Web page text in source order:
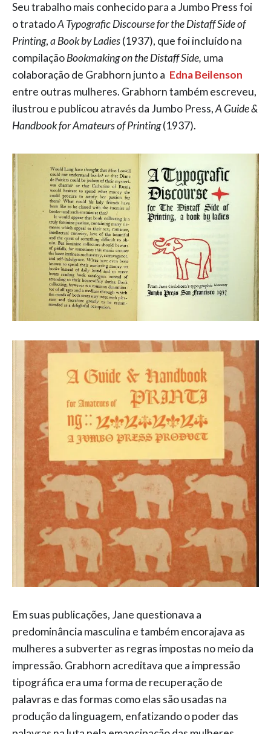
Seu trabalho mais conhecido para a Jumbo Press foi
o tratadoA Typografic Discourse for the Distaff Side of
Printing,a Book by Ladies(1937), que foi incluído na
compilaçãoBookmaking on the Distaff Side, uma
colaboração de Grabhorn junto a Edna Beilenson
entre outras mulheres. Grabhorn também escreveu,
ilustrou e publicou através da Jumbo Press,A Guide &
Handbook for Amateurs of Printing(1937).
Em suas publicações, Jane questionava a
predominância masculina e também encorajava as
mulheres a subverter as regras impostas no meio da
impressão. Grabhorn acreditava que a impressão
tipográfica era uma forma de recuperação de
palavras e das formas como elas são usadas na
produção da linguagem, enfatizando o poder das